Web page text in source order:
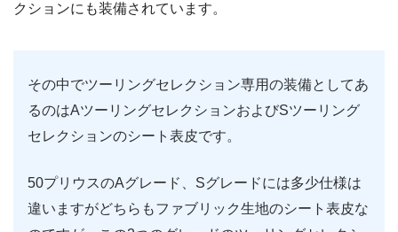
クションにも装備されています。
その中でツーリングセレクション専用の装備としてあ
るのはAツーリングセレクションおよびSツーリング
セレクションのシート表皮です。
50プリウスのAグレード、Sグレードには多少仕様は
違いますがどちらもファブリック生地のシート表皮な